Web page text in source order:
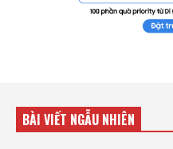
BÀI VIẾT NGẪU NHIÊN